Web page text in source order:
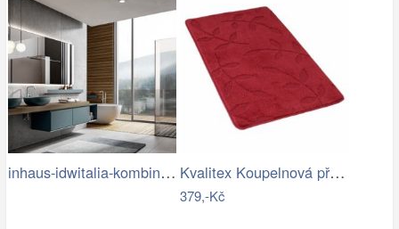
inhaus-idwitalia-kombinace-barev3.jpg Kvalitex Koupelnová předložka Listy…
379,-Kč